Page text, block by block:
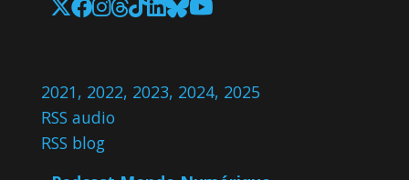
2021, 2022, 2023, 2024, 2025
RSS audio
RSS blog